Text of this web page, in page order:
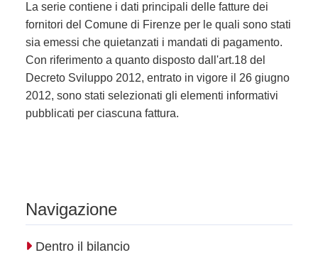
La serie contiene i dati principali delle fatture dei
fornitori del Comune di Firenze per le quali sono stati
sia emessi che quietanzati i mandati di pagamento.
Con riferimento a quanto disposto dall'art.18 del
Decreto Sviluppo 2012, entrato in vigore il 26 giugno
2012, sono stati selezionati gli elementi informativi
pubblicati per ciascuna fattura.
Navigazione
Dentro il bilancio